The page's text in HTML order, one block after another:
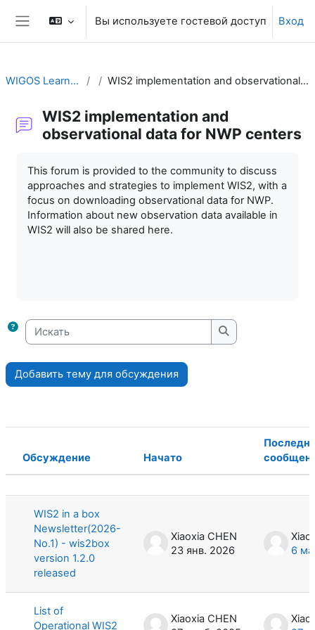
Перейти к основному содержанию
Боковая панель
Вы используете гостевой доступ Вход
WIGOS Learning Portal WIS2 implementation and observational data for NWP centers
WIS2 implementation and
observational data for NWP centers
This forum is provided to the community to discuss
approaches and strategies to implement WIS2, with a
focus on downloading observational data for NWP.
Information about new observation data available in
WIS2 will also be shared here.
Искать
Искать
Добавить тему для обсуждения
Статус
Обсуждение Начато
WIS2 in a box
Newsletter(2026-
No.1) - wis2box
version 1.2.0
released
Xiaoxia CHEN
23 янв. 2026
6
List of
Operational WIS2
Xiaoxia CHEN